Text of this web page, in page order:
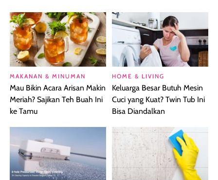
MAKANAN & MINUMAN
Mau Bikin Acara Arisan Makin
Meriah? Sajikan Teh Buah Ini
ke Tamu
HOME & LIVING
Keluarga Besar Butuh Mesin
Cuci yang Kuat? Twin Tub Ini
Bisa Diandalkan